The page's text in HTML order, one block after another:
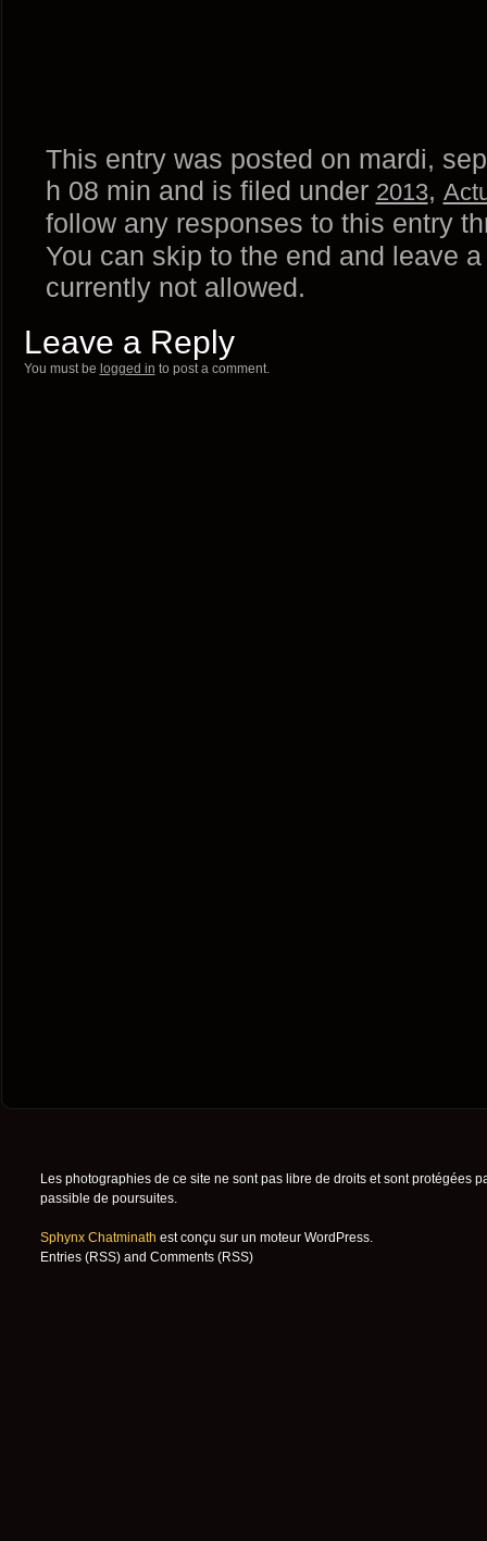
This entry was posted on mardi,
h 08 min and is filed under 2013,
follow any responses to this entry
You can skip to the end and leave
currently not allowed.
Leave a Reply
You must be logged in to post a comment.
Les photographies de ce site ne sont pas libre de droits et sont protégées
passible de poursuites.
Sphynx Chatminath est conçu sur un moteur WordPress.
Entries (RSS)and Comments (RSS)